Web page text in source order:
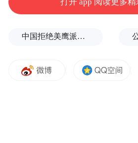
中国拒绝美鹰派副防长访华？弦外之音被热议